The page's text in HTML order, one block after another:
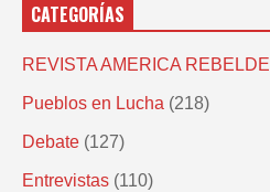
CATEGORÍAS
REVISTA AMERICA REBELDE
Pueblos en Lucha (218)
Debate (127)
Entrevistas (110)